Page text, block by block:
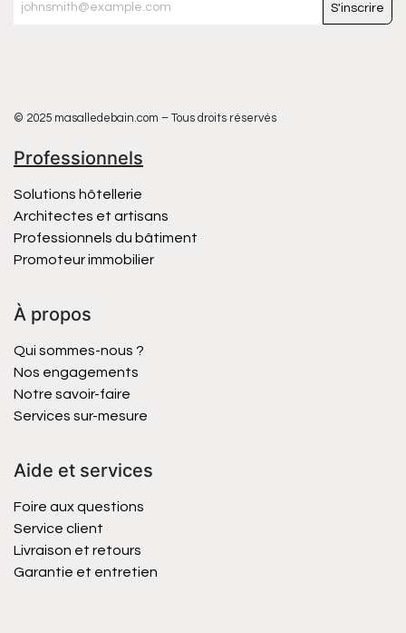
S'inscrire
© 2025 masalledebain.com – Tous droits réservés
Professionnels
Solutions hôtellerie
Architectes et artisans
Professionnels du bâtiment
Promoteur immobilier
À propos
Qui sommes-nous ?
Nos engagements
Notre savoir-faire
Services sur-mesure
Aide et services
Foire aux questions
Service client
Livraison et retours
Garantie et entretien